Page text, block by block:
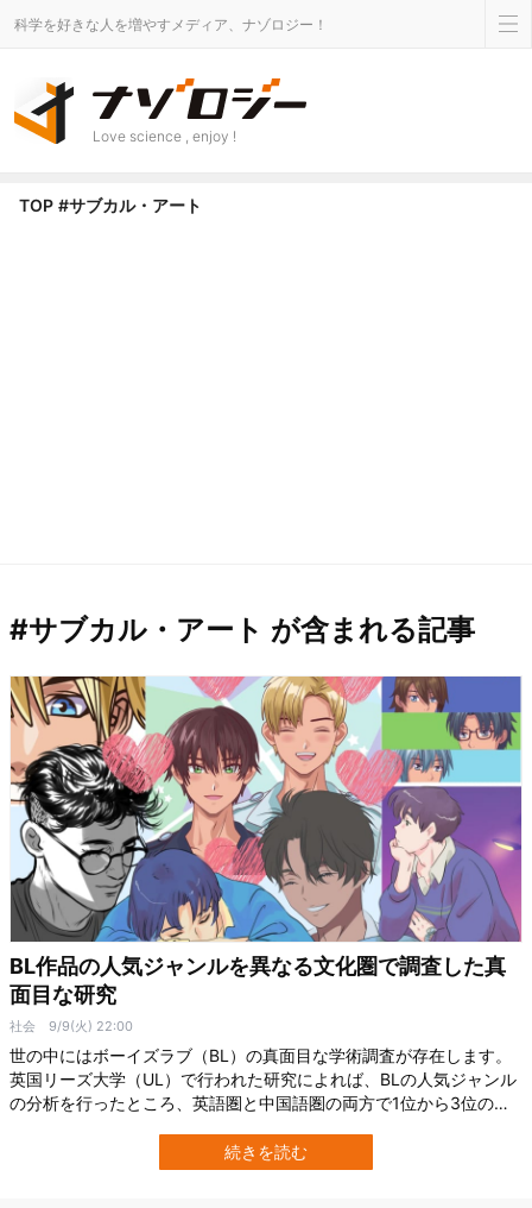
科学を好きな人を増やすメディア、ナゾロジー！
Love science , enjoy !
TOP #サブカル・アート
#サブカル・アート が含まれる記事
BL作品の人気ジャンルを異なる文化圏で調査した真
面目な研究
社会 9/9(火) 22:00
世の中にはボーイズラブ（BL）の真面目な学術調査が存在します。
英国リーズ大学（UL）で行われた研究によれば、BLの人気ジャンル
の分析を行ったところ、英語圏と中国語圏の両方で1位から3位の人
ャンルの好みは同じでした。 またBL作品の人気ジャンルを調べるこ
とで「女性の性的倒錯」にかかわる分析も可能になる、とのこと。
続きを読む